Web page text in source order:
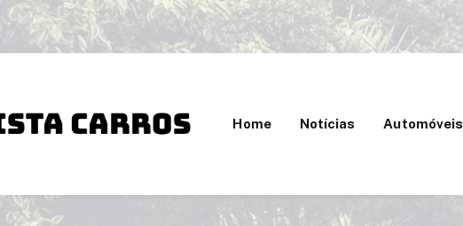
Home Notícias Automóveis